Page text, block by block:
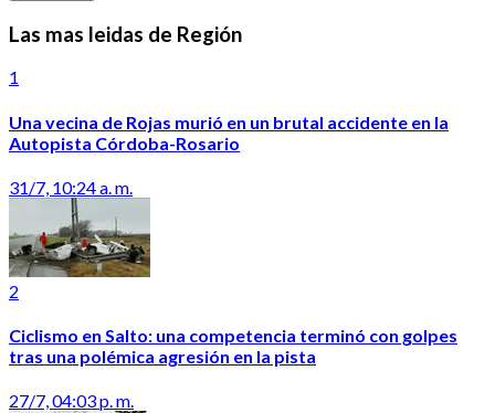
Las mas leidas de Región
1
Una vecina de Rojas murió en un brutal accidente en la
Autopista Córdoba-Rosario
31/7, 10:24 a. m.
2
Ciclismo en Salto: una competencia terminó con golpes
tras una polémica agresión en la pista
27/7, 04:03 p. m.